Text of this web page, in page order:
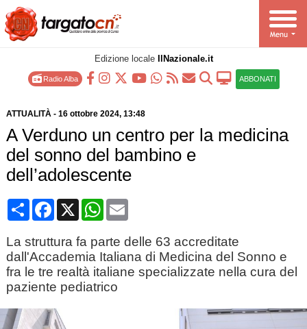
Edizione locale IlNazionale.it
Radio Alba ABBONATI
ATTUALITÀ- 16 ottobre 2024, 13:48
A Verduno un centro per la medicina
del sonno del bambino e
dell’adolescente
CondividiFacebook
X WhatsApp
Email
La struttura fa parte delle 63 accreditate
dall'Accademia Italiana di Medicina del Sonno e
fra le tre realtà italiane specializzate nella cura del
paziente pediatrico